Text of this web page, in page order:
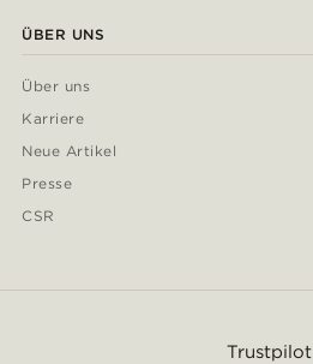
ÜBER UNS
Über uns
Karriere
Neue Artikel
Presse
CSR
Trustpilot